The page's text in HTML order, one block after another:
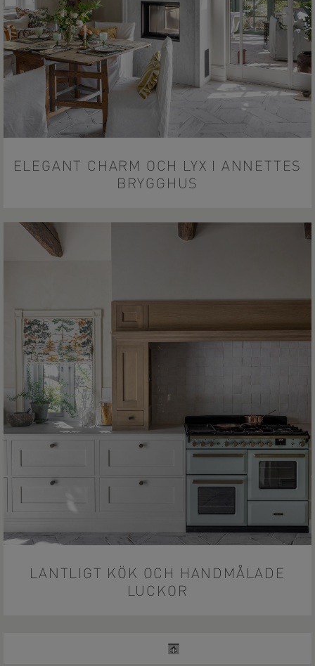
ELEGANT CHARM OCH LYX I ANNETTES
BRYGGHUS
LANTLIGT KÖK OCH HANDMÅLADE
LUCKOR